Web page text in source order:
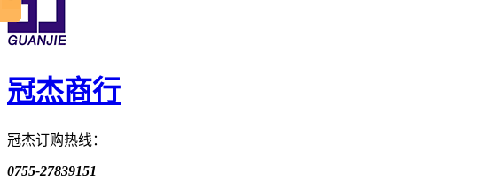
冠杰商行
冠杰订购热线：
0755-27839151